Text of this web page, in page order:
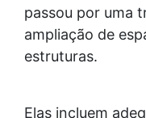
passou por uma
ampliação de
estruturas.
Elas incluem